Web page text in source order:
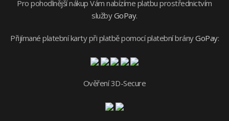
Pro pohodlnější nákup Vám nabízíme platbu prostřednictvím
službyGoPay.
Přijímané platební karty při platbě pomocí platební brányGoPay:
Ověření 3D-Secure